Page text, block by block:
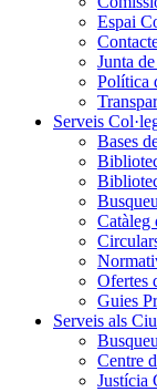
Espai
Junta
Política
Serveis
Bases
Catàleg
Ofertes
Guies
Serveis als
Centre
Justícia